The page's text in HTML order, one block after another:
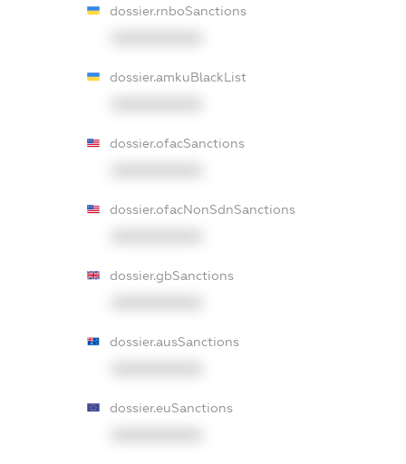
dossier.rnboSanctions
dossier.amkuBlackList
dossier.ofacSanctions
dossier.ofacNonSdnSanctions
dossier.gbSanctions
dossier.ausSanctions
dossier.euSanctions